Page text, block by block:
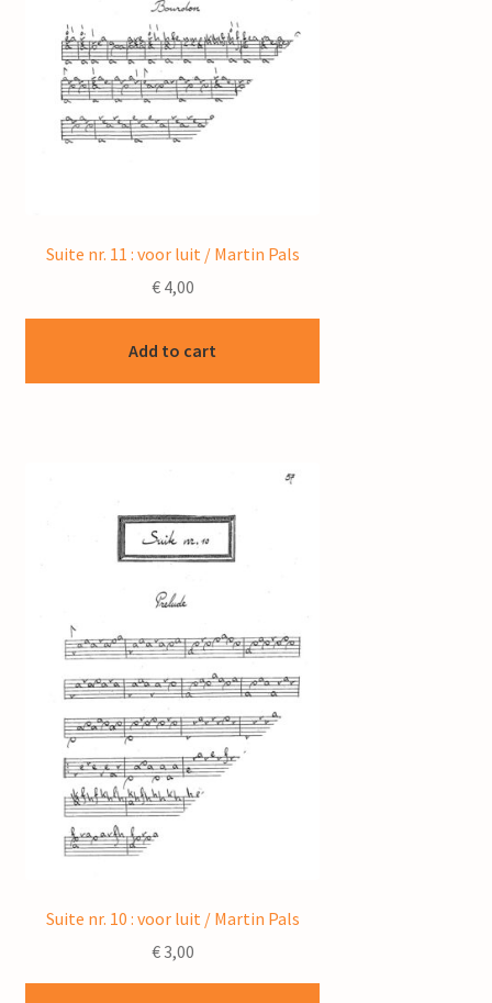
Suite nr. 11 : voor luit / Martin Pals
€4,00
Add to cart
Suite nr. 10 : voor luit / Martin Pals
€3,00